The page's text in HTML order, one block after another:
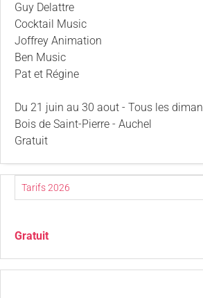
Guy Delattre
Cocktail Music
Joffrey Animation
Ben Music
Pat et Régine
Du 21 juin au 30 aout - Tous les
Bois de Saint-Pierre - Auchel
Gratuit
Gratuit